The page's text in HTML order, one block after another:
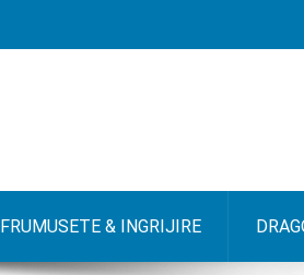
FRUMUSETE & INGRIJIRE